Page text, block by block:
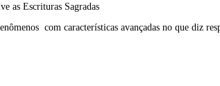
as Escrituras Sagradas
com características avançadas no que diz